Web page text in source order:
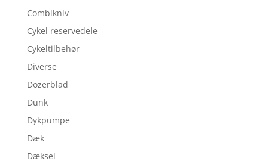
Combikniv
Cykel reservedele
Cykeltilbehør
Diverse
Dozerblad
Dunk
Dykpumpe
Dæk
Dæksel